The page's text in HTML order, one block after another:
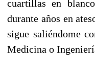
cuartillas en
durante años en
sigue saliéndome
Medicina o